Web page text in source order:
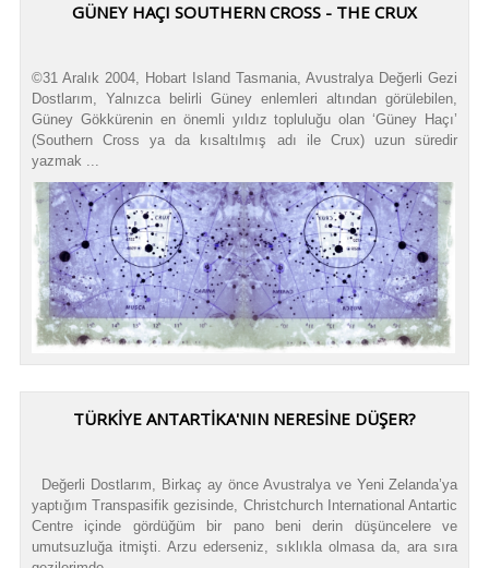
GÜNEY HAÇI SOUTHERN CROSS - THE CRUX
©31 Aralık 2004, Hobart Island Tasmania, Avustralya Değerli Gezi
Dostlarım, Yalnızca belirli Güney enlemleri altından görülebilen,
Güney Gökkürenin en önemli yıldız topluluğu olan ‘Güney Haçı’
(Southern Cross ya da kısaltılmış adı ile Crux) uzun süredir
yazmak ...
TÜRKIYE ANTARTIKA'NIN NERESINE DÜŞER?
Değerli Dostlarım, Birkaç ay önce Avustralya ve Yeni Zelanda’ya
yaptığım Transpasifik gezisinde, Christchurch International Antartic
Centre içinde gördüğüm bir pano beni derin düşüncelere ve
umutsuzluğa itmişti. Arzu ederseniz, sıklıkla olmasa da, ara sıra